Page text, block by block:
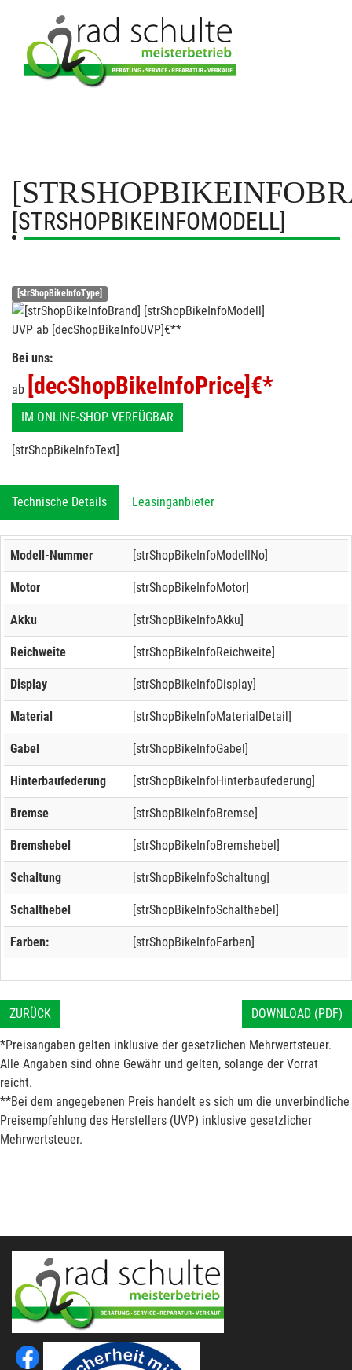
[STRSHOPBIKEINFOMODELL]
[strShopBikeInfoType]
UVP ab [decShopBikeInfoUVP]€**
Bei uns:
ab [decShopBikeInfoPrice] €*
IM ONLINE-SHOP VERFÜGBAR
[strShopBikeInfoText]
Technische Details Leasinganbieter
Modell-Nummer [strShopBikeInfoModellNo]
Motor [strShopBikeInfoMotor]
Akku [strShopBikeInfoAkku]
Reichweite [strShopBikeInfoReichweite]
Display [strShopBikeInfoDisplay]
Material [strShopBikeInfoMaterialDetail]
Gabel [strShopBikeInfoGabel]
Hinterbaufederung [strShopBikeInfoHinterbaufederung]
Bremse [strShopBikeInfoBremse]
Bremshebel [strShopBikeInfoBremshebel]
Schaltung [strShopBikeInfoSchaltung]
Schalthebel [strShopBikeInfoSchalthebel]
Farben: [strShopBikeInfoFarben]
ZURÜCK DOWNLOAD (PDF)
*Preisangaben gelten inklusive der gesetzlichen Mehrwertsteuer.
Alle Angaben sind ohne Gewähr und gelten, solange der Vorrat
reicht.
**Bei dem angegebenen Preis handelt es sich um die unverbindliche
Preisempfehlung des Herstellers (UVP) inklusive gesetzlicher
Mehrwertsteuer.